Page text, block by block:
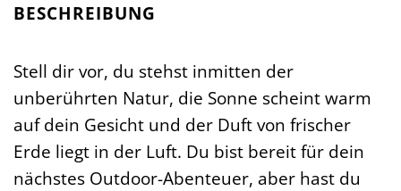
BESCHREIBUNG
Stell dir vor, du stehst inmitten der
unberührten Natur, die Sonne scheint warm
auf dein Gesicht und der Duft von frischer
Erde liegt in der Luft. Du bist bereit für dein
nächstes Outdoor-Abenteuer, aber hast du